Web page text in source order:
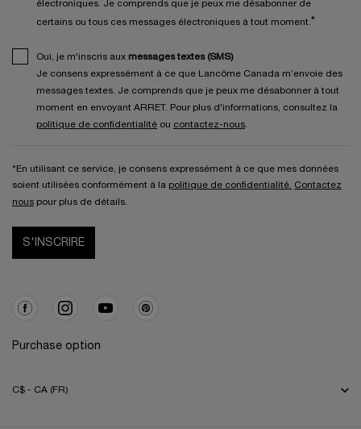
électroniques. Je comprends que je peux me désabonner de
certains ou tous ces messages électroniques à tout moment.*
Oui, je m'inscris aux messages textes (SMS)
Je consens expressément à ce que Lancôme Canada m’envoie des
messages textes. Je comprends que je peux me désabonner à tout
moment en envoyant ARRET. Pour plus d'informations, consultez la
politique de confidentialité ou contactez-nous.
*En utilisant ce service, je consens expressément à ce que mes données
soient utilisées conformément à la politique de confidentialité. Contactez
nous pour plus de détails.
S'INSCRIRE
Purchase option
C$ - CA (FR)